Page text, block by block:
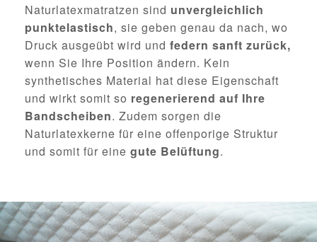
Naturlatexmatratzen sind unvergleichlich
punktelastisch, sie geben genau da nach, wo
Druck ausgeübt wird und federn sanft zurück,
wenn Sie Ihre Position ändern. Kein
synthetisches Material hat diese Eigenschaft
und wirkt somit so regenerierend auf Ihre
Bandscheiben. Zudem sorgen die
Naturlatexkerne für eine offenporige Struktur
und somit für eine gute Belüftung.